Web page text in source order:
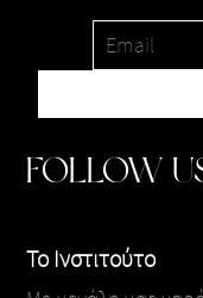
FOLLOW
Το Ινστιτούτο